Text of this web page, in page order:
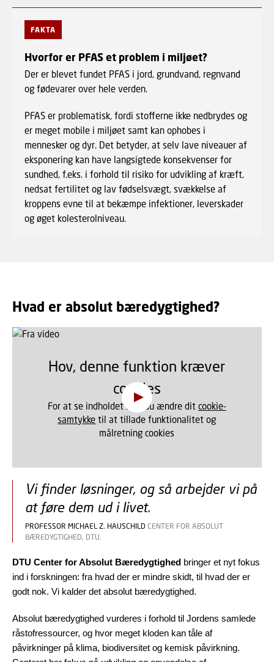
FAKTA
Hvorfor er PFAS et problem i miljøet?
Der er blevet fundet PFAS i jord, grundvand, regnvand
og fødevarer over hele verden.
PFAS er problematisk, fordi stofferne ikke nedbrydes og
er meget mobile i miljøet samt kan ophobes i
mennesker og dyr. Det betyder, at selv lave niveauer af
eksponering kan have langsigtede konsekvenser for
sundhed, f.eks. i forhold til risiko for udvikling af kræft,
nedsat fertilitet og lav fødselsvægt, svækkelse af
kroppens evne til at bekæmpe infektioner, leverskader
og øget kolesterolniveau.
Hvad er absolut bæredygtighed?
Hov, denne funktion kræver
cookies
For at se indholdet skal du ændre dit cookie-
samtykke til at tillade funktionalitet og
målretning cookies
Vi finder løsninger, og så arbejder vi på
at føre dem ud i livet.
PROFESSOR MICHAEL Z. HAUSCHILD CENTER FOR ABSOLUT
BÆREDYGTIGHED, DTU.
DTU Center for Absolut Bæredygtighed bringer et nyt fokus
ind i forskningen: fra hvad der er mindre skidt, til hvad der er
godt nok. Vi kalder det absolut bæredygtighed.
Absolut bæredygtighed vurderes i forhold til Jordens samlede
råstofressourcer, og hvor meget kloden kan tåle af
påvirkninger på klima, biodiversitet og kemisk påvirkning.